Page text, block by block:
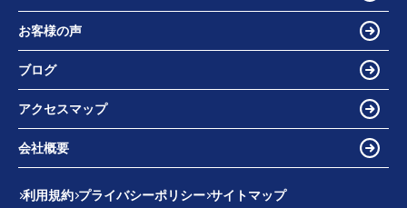
お客様の声
ブログ
アクセスマップ
会社概要
利用規約 プライバシーポリシー サイトマップ